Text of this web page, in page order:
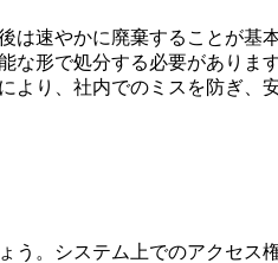
速やかに廃棄することが基本
形で処分する必要があります
り、社内でのミスを防ぎ、
。システム上でのアクセス